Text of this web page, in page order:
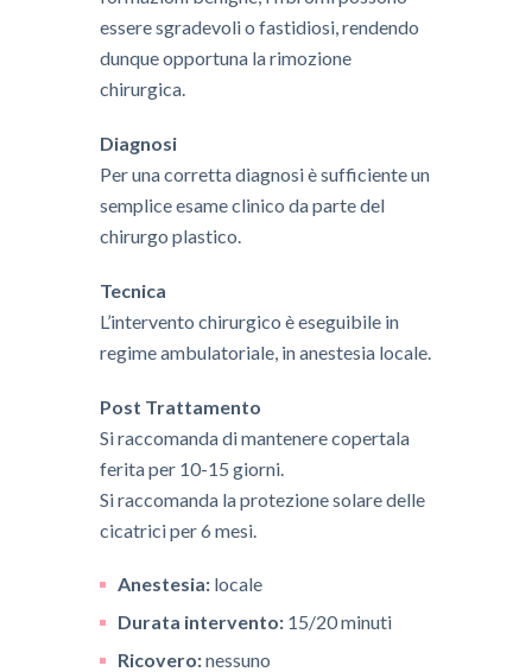
essere sgradevoli o fastidiosi, rendendo
dunque opportuna la rimozione
chirurgica.
Diagnosi
Per una corretta diagnosi è sufficiente un
semplice esame clinico da parte del
chirurgo plastico.
Tecnica
​​L’intervento chirurgico è eseguibile in
regime ambulatoriale, in anestesia locale.
Post Trattamento
Si raccomanda di mantenere copertala
ferita per 10-15 giorni.
Si raccomanda la protezione solare delle
cicatrici per 6 mesi.
Anestesia: locale
Durata intervento: 15/20 minuti
Ricovero:nessuno